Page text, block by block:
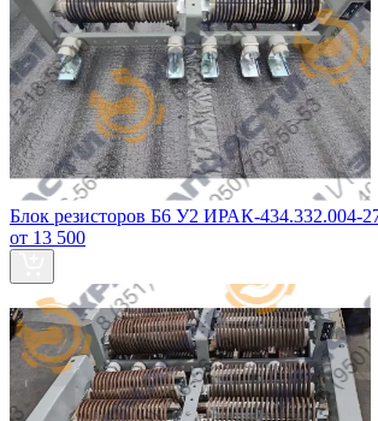
Блок резисторов Б6 У2 ИРАК-434.332.004-
от 13 500